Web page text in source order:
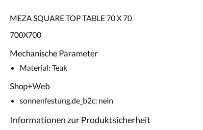
MEZA SQUARE TOP TABLE 70 X 70
700X700
Mechanische Parameter
Material: Teak
Shop+Web
sonnenfestung.de_b2c: nein
Informationen zur Produktsicherheit